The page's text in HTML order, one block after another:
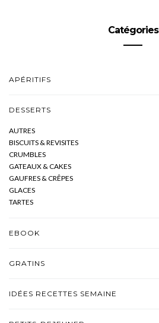
Catégories
APÉRITIFS
DESSERTS
AUTRES
BISCUITS & REVISITES
CRUMBLES
GATEAUX & CAKES
GAUFRES & CRÊPES
GLACES
TARTES
EBOOK
GRATINS
IDÉES RECETTES SEMAINE